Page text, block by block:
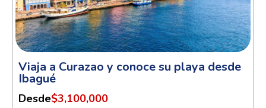
Viaja a Curazao y conoce su playa desde
Ibagué
Desde$3,100,000